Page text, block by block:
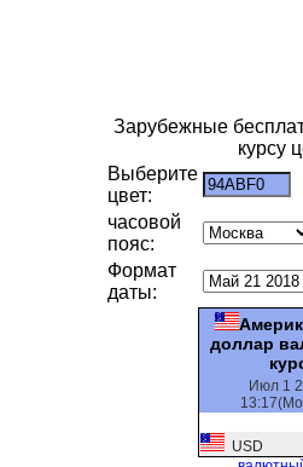
Зарубежные
курсу
Выберите
цвет:
часовой
пояс:
Формат
даты:
доллар
Июл 1
USD